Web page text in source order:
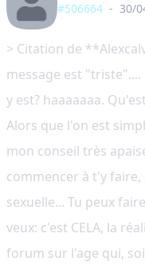
#506664 - 30/
> Citation de
message est
y est? haaaaaaa.
Alors que l'on est
mon conseil très
commencer à t'y
sexuelle... Tu peux
veux: c'est CELA, la
forum sur l'age qui,